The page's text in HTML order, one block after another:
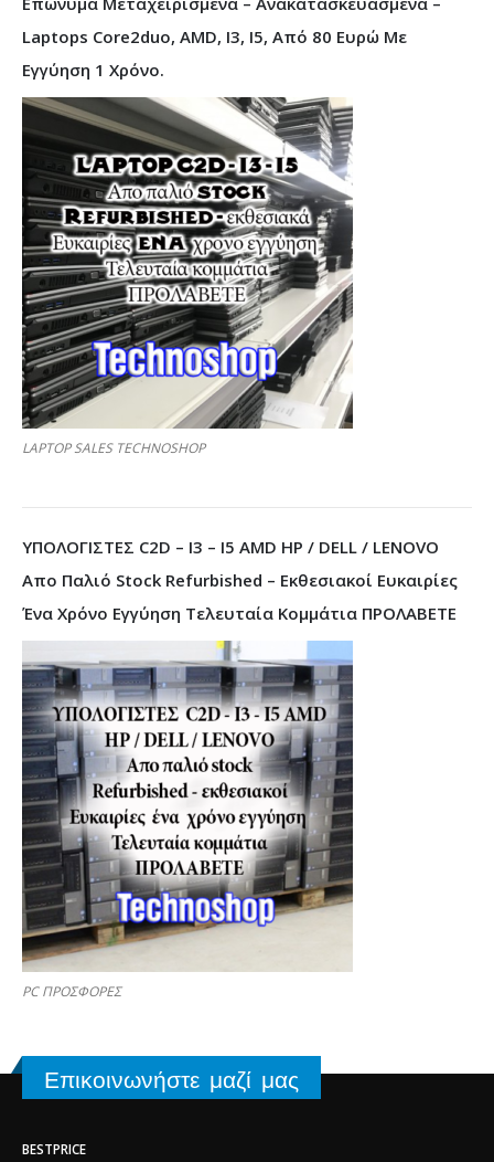
Laptops Core2duo, AMD, I3, I5, Από 80 Ευρώ Με
Εγγύηση 1 Χρόνο.
LAPTOP SALES TECHNOSHOP
ΥΠΟΛΟΓΙΣΤΕΣ C2D – I3 – I5 AMD HP / DELL / LENOVO
Απο Παλιό Stock Refurbished – Εκθεσιακοί Ευκαιρίες
Ένα Χρόνο Εγγύηση Τελευταία Κομμάτια ΠΡΟΛΑΒΕΤΕ
PC ΠΡΟΣΦΟΡΕΣ
Επικοινωνήστε μαζί μας
BESTPRICE